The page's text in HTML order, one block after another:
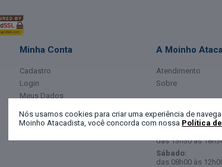
Nós usamos cookies para criar uma experiência de
Moinho Atacadista, você concorda com nossa Política
Minha Conta
Cadastro
Login
Meus Dados
A Moinho
Atendimento
Sobre
Horário de
Segunda a
das 13h30 às
Sábado:
das 08h00 às